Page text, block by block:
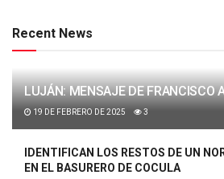
Recent News
LUJÁN: MENSAJE DE FRANCISCO
19 DE FEBRERO DE 2025 3
IDENTIFICAN LOS RESTOS DE UN
EN EL BASURERO DE COCULA